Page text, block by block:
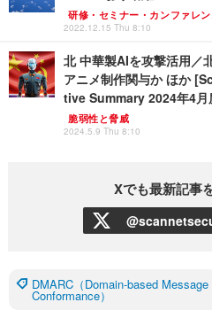
研修・セミナー・カンファレン
2022.12.15 Thu 8:10
北 中華製AIを攻撃活用／
アニメ制作関与か ほか
tive Summary 2024年4月
脆弱性と脅威
2024.5.9 Thu 8:10
Xでも最新記事
DMARC（Domain-based
Conformance）